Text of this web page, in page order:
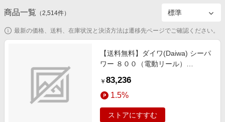
家電・PC・スマホ・カメラ
スポーツ・アウトドア・ゴルフ
インテリア・寝具
ペット・花・DIY・車
新着ストアのご紹介
電子書籍特集
わくわく夏特集
楽天IDでログイン/会員登録
商品一覧 （2,514件）
最新の価格、送料、在庫状況と決済方法は遷移先ページでご確認ください。
【送料無料】ダイワ(Daiwa) シーパ
ワー ８００（電動リール）
￥ 83,236
1.5%
ストアにすすむ